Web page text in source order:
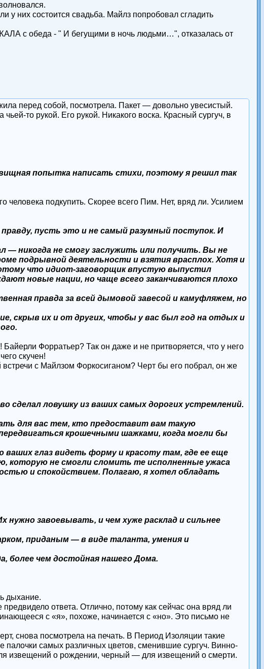
у них состоится свадьба. Майлз попробовал сгладить
с обеда - " И бегущими в ночь людьми…", отказалась от
перед собой, посмотрела. Пакет — довольно увесистый.
то рукой. Его рукой. Никакого воска. Красный сургуч, в
попытка написать стихи, поэтому я решил так
человека подкупить. Скорее всего Пим. Нет, вряд ли. Усилием
пусть это и не самый разумный поступок. И
никогда не смогу заслужить или получить. Вы не
подрывной деятельности и взятия врасплох. Хотя и
что идиот-заговорщик впустую выпустил
новые нации, но чаще всего заканчиваются плохо
правда за всей дымовой завесой и камуфляжем, но
скрыв их и от других, чтобы у вас был год на отдых и
Форратьер? Так он даже и не притворяется, что у него
скучен!
с Майлзом Форкосиганом? Черт бы его побрал, он же
сделал ловушку из ваших самых дорогих устремлений.
для вас тем, кто предоставит вам такую
крошечными шажками, когда могли бы
глаз видеть форму и красоту там, где ее еще
которую не смогли сломить те исполненные ужаса
и спокойствием. Полагаю, я хотел обладать
завоевывать, и чем хуже расклад и сильнее
приданым — в виде таланта, умения и
более чем достойная нашего Дома.
дыхание.
ответа. Отлично, потому как сейчас она вряд ли
с «я», похоже, начинается с «но». Это письмо не
снова посмотрела на печать. В Период Изоляции такие
самых различных цветов, сменившие сургуч. Винно-
извещений о рождении, черный — для извещений о смерти.